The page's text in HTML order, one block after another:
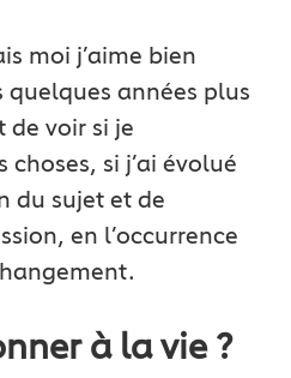
moi j’aime bien
quelques années plus
de voir si je
choses, si j’ai évolué
du sujet et de
en l’occurrence
à la vie ?